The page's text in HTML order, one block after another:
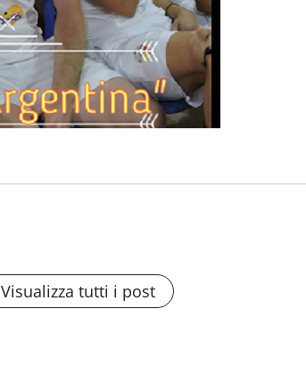
Visualizza tutti i post